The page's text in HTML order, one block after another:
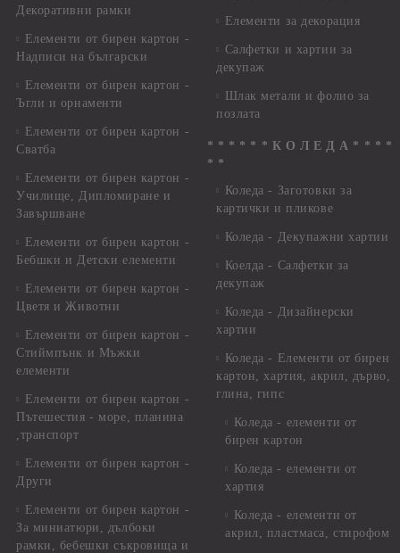
Декоративни рамки
Елементи от бирен картон -
Надписи на български
Елементи от бирен картон -
Ъгли и орнаменти
Елементи от бирен картон -
Сватба
Елементи от бирен картон -
Училище, Дипломиране и
Завършване
Елементи от бирен картон -
Бебшки и Детски елементи
Елементи от бирен картон -
Цветя и Животни
Елементи от бирен картон -
Стиймпънк и Мъжки
елементи
Елементи от бирен картон -
Пътешестия - море, планина
,транспорт
Елементи от бирен картон -
Други
Елементи от бирен картон -
За миниатюри, дълбоки
рамки, бебешки съкровища и
Елементи за декорация
Салфетки и хартии за
декупаж
Шлак метали и фолио за
позлата
* * * * * * К О Л Е Д А * * * *
* *
Коледа - Заготовки за
картички и пликове
Коледа - Декупажни хартии
Коелда - Салфетки за
декупаж
Коледа - Дизайнерски
хартии
Коледа - Eлементи от бирен
картон, хартия, акрил, дърво,
глина, гипс
Коледа - елементи от
бирен картон
Коледа - елементи от
хартия
Коледа - елементи от
акрил, пластмаса, стирофом